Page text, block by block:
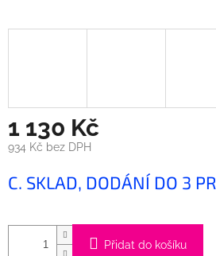
1 130 Kč
934 Kč bez DPH
cena:
C. SKLAD, DODÁNÍ DO 3
Přidat do košíku